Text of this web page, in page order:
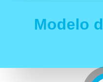
Modelo